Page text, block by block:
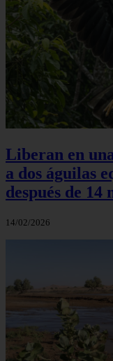
Liberan en
a dos águilas
después de 14
14/02/2026